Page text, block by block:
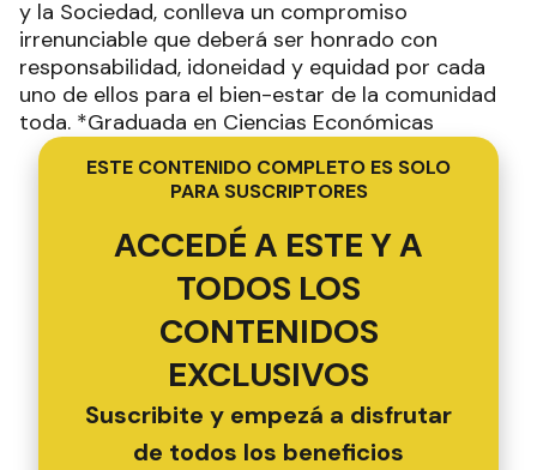
y la Sociedad, conlleva un compromiso
irrenunciable que deberá ser honrado con
responsabilidad, idoneidad y equidad por cada
uno de ellos para el bien-estar de la comunidad
toda. *Graduada en Ciencias Económicas
ESTE CONTENIDO COMPLETO ES SOLO
PARA SUSCRIPTORES
ACCEDÉ A ESTE Y A
TODOS LOS
CONTENIDOS
EXCLUSIVOS
Suscribite y empezá a disfrutar
de todos los beneficios